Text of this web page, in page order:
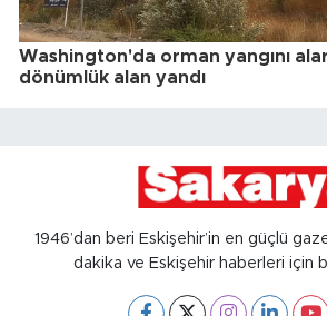
Washington'da orman yangını
dönümlük alan yandı
1946’dan beri Eskişehir’in en güçlü
dakika ve Eskişehir haberleri için